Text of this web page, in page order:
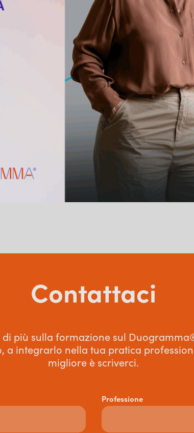
Contattaci
di più sulla formazione sul
a integrarlo nella tua pratica
migliore è scriverci.
Professione